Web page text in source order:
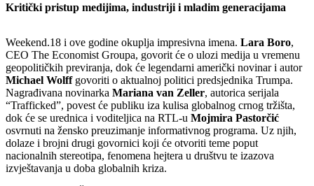
Kritički pristup medijima, industriji i mladim generacijama
Weekend.18 i ove godine okuplja impresivna imena. Lara Boro,
CEO The Economist Groupa, govorit će o ulozi medija u vremenu
geopolitičkih previranja, dok će legendarni američki novinar i autor
Michael Wolffgovoriti o aktualnoj politici predsjednika Trumpa.
Nagrađivana novinarka Mariana van Zeller, autorica serijala
“Trafficked”, povest će publiku iza kulisa globalnog crnog tržišta,
dok će se urednica i voditeljica na RTL-u Mojmira Pastorčić
osvrnuti na žensko preuzimanje informativnog programa. Uz njih,
dolaze i brojni drugi govornici koji će otvoriti teme poput
nacionalnih stereotipa, fenomena hejtera u društvu te izazova
izvještavanja u doba globalnih kriza.